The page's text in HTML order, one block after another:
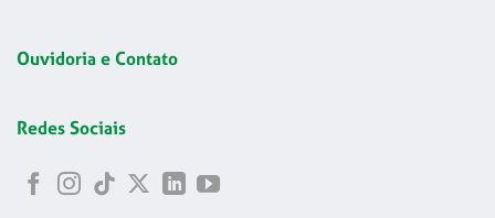
Ouvidoria e Contato
Redes Sociais